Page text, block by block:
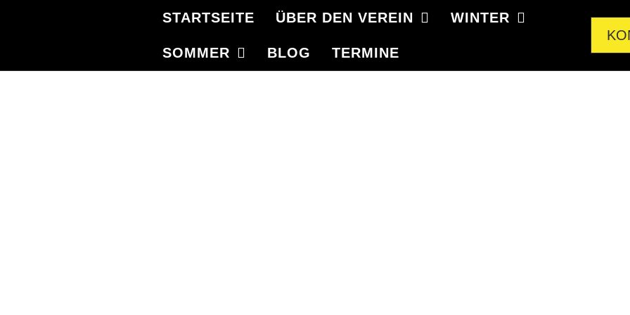
STARTSEITE ÜBER DEN VEREIN WINTER
SOMMER BLOG TERMINE